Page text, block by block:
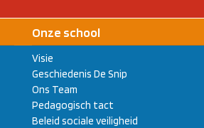
Onze school
Visie
Geschiedenis De Snip
Ons Team
Pedagogisch tact
Beleid sociale veiligheid